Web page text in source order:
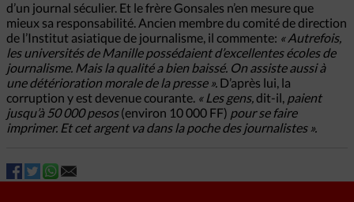
d’un journal séculier. Et le frère Gonsales n’en mesure que
mieux sa responsabilité. Ancien membre du comité de direction
de l’Institut asiatique de journalisme, il commente: « Autrefois,
les universités de Manille possédaient d’excellentes écoles de
journalisme. Mais la qualité a bien baissé. On assiste aussi à
une détérioration morale de la presse ». D’après lui, la
corruption y est devenue courante. « Les gens,dit-il, paient
jusqu’à 50 000 pesos(environ 10 000 FF) pour se faire
imprimer. Et cet argent va dans la poche des journalistes ».